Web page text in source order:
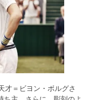
才＝ビヨン・ボルグさ